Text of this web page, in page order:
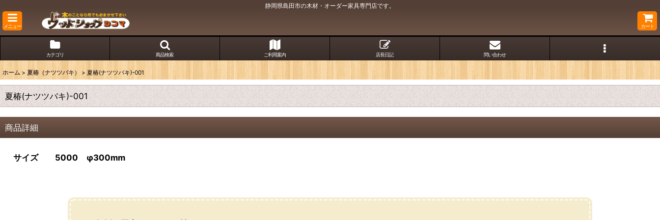
静岡県島田市の木材・オーダー家具専門店です。
メニュー カート
カテゴリ 商品検索 ご利用案内 店長日記 問い合わせ
ホーム > 夏椿（ナツツバキ） > 夏椿(ナツツバキ)-001
夏椿(ナツツバキ)-001
商品詳細
サイズ 5000 φ300mm